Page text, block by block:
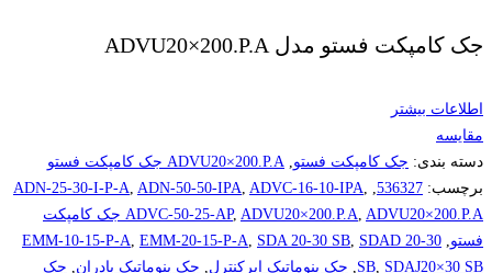
جک کامپکت فستو مدل ADVU20×200.P.A
اطلاعات بیشتر
مقایسه
دسته بندی: جک کامپکت فستو, ADVU20×200.P.A جک کامپکت فستو
برچسب: 536327
,
ADN-25-30-I-P-A, ADN-50-50-IPA, ADVC-16-10-IPA,
ADVC-50-25-AP, ADVU20×200.P.A,
ADVU20×200.P.A جک کامپکت
فستو,
EMM-10-15-P-A, EMM-20-15-P-A, SDA 20-30 SB, SDAD 20-30
SB, SDAJ20×30 SB
, جک پنوماتیک ایرکنترل, جک پنوماتیک بادران, جک